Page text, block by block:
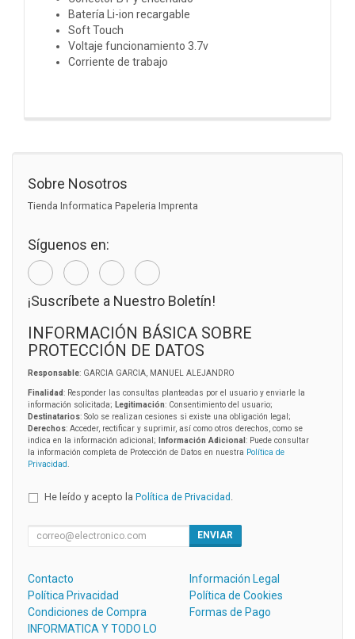
Batería Li-ion recargable
Soft Touch
Voltaje funcionamiento 3.7v
Corriente de trabajo
Sobre Nosotros
Tienda Informatica Papeleria Imprenta
Síguenos en:
¡Suscríbete a Nuestro Boletín!
INFORMACIÓN BÁSICA SOBRE
PROTECCIÓN DE DATOS
Responsable: GARCIA GARCIA, MANUEL ALEJANDRO
Finalidad: Responder las consultas planteadas por el usuario y enviarle la
información solicitada; Legitimación: Consentimiento del usuario;
Destinatarios: Solo se realizan cesiones si existe una obligación legal;
Derechos: Acceder, rectificar y suprimir, así como otros derechos, como se
indica en la información adicional;
Información Adicional : Puede consultar
la información completa de Protección de Datos en nuestra Política de
Privacidad
He leído y acepto la Política de Privacidad
ENVIAR
Contacto
Información Legal
Política Privacidad
Política de Cookies
Condiciones de Compra
Formas de Pago
INFORMATICA Y TODO LO